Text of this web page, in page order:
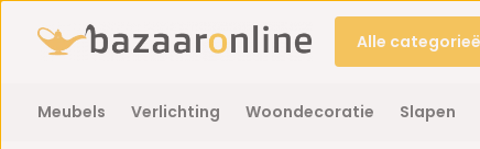
Alle
Meubels Verlichting Woondecoratie Slapen